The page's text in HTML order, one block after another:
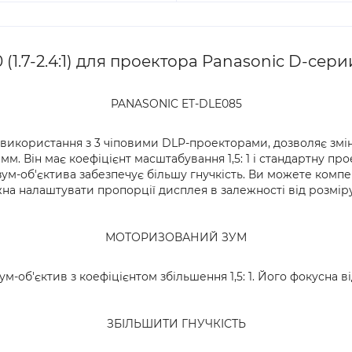
2.4:1) для проектора Panasonic D-
PANASONIC ET-DLE085
з 3 чіповими DLP-проекторами, дозволяє
Він має коефіцієнт масштабування 1,5: 1 і стандартну
об'єктива забезпечує більшу гнучкість. Ви можете
налаштувати пропорції дисплея в залежності від
МОТОРИЗОВАНИЙ ЗУМ
об'єктив з коефіцієнтом збільшення 1,5: 1. Його фокусна
ЗБІЛЬШИТИ ГНУЧКІСТЬ